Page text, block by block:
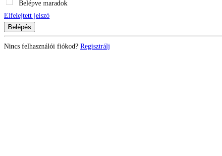
Belépve maradok
Elfelejtett jelszó
Belépés
Nincs felhasználói fiókod? Regisztrálj